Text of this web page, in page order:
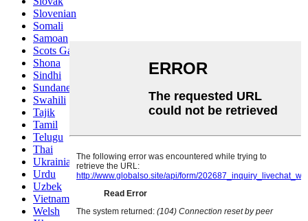
Slovenian
Somali
Samoan
Scots Gaelic
Shona
Sindhi
Sundanese
Swahili
Tajik
Tamil
Telugu
Thai
Ukrainian
Urdu
Uzbek
Vietnamese
Welsh